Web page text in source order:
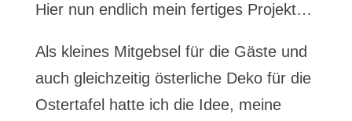
Hier nun endlich mein fertiges Projekt…
Als kleines Mitgebsel für die Gäste und
auch gleichzeitig österliche Deko für die
Ostertafel hatte ich die Idee, meine